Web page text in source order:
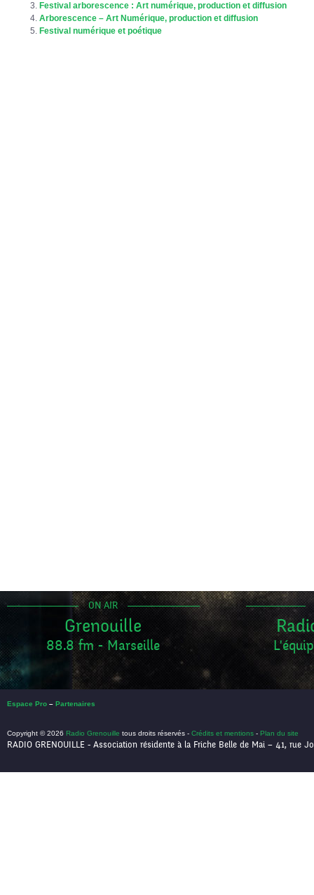
Festival arborescence : Art numérique, production et diffusion
Arborescence – Art Numérique, production et diffusion
Festival numérique et poétique
ON AIR
Grenouille
88.8 fm - Marseille
Espace Pro – Partenaires
Copyright © 2026 Radio Grenouille tous droits réservés - Crédits et mentions - Plan du site
RADIO GRENOUILLE - Association résidente à la Friche Belle de Mai – 41, rue